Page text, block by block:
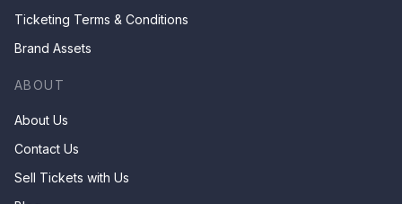
Ticketing Terms & Conditions
Brand Assets
ABOUT
About Us
Contact Us
Sell Tickets with Us